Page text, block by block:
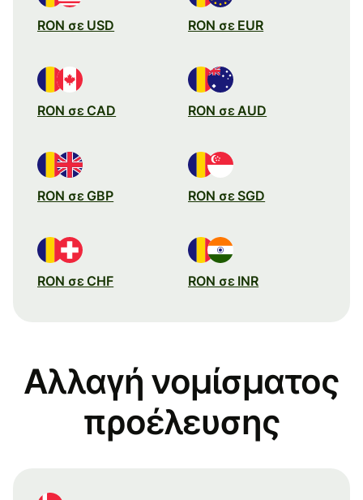
RON σε USD RON σε EUR
RON σε CAD RON σε AUD
RON σε GBP RON σε SGD
RON σε CHF RON σε INR
Αλλαγή νομίσματος
προέλευσης